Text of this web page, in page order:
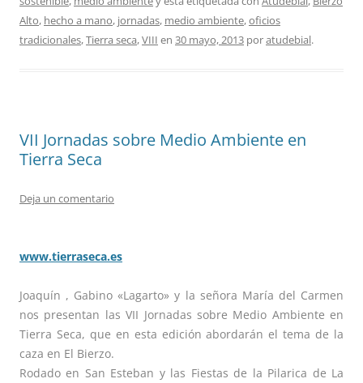
Alto, hecho a mano, jornadas, medio ambiente,oficios
tradicionales,Tierra seca,VIII en 30 mayo, 2013 poratudebial.
VII Jornadas sobre Medio Ambiente en
Tierra Seca
Deja un comentario
www.tierraseca.es
Joaquín , Gabino «Lagarto» y la señora María del Carmen
nos presentan las VII Jornadas sobre Medio Ambiente en
Tierra Seca, que en esta edición abordarán el tema de la
caza en El Bierzo.
Rodado en San Esteban y las Fiestas de la Pilarica de La